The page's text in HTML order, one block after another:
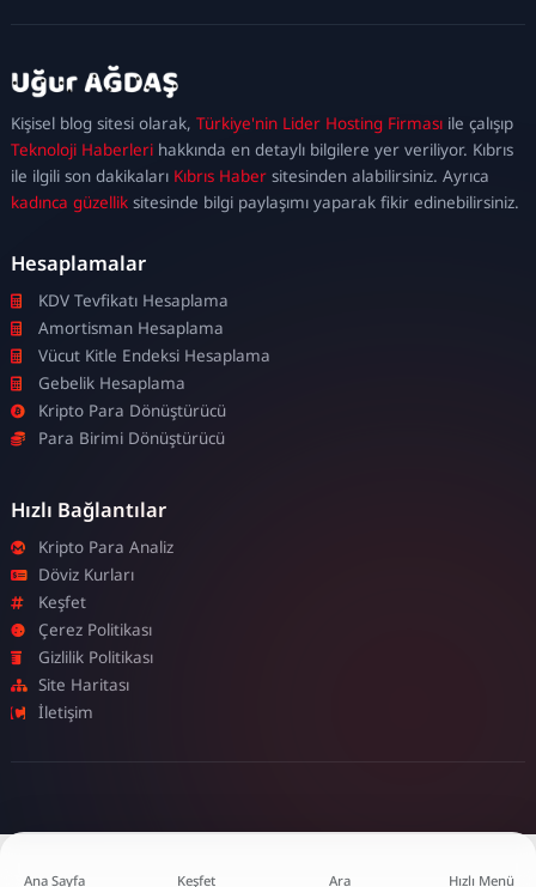
Kişisel blog sitesi olarak,Türkiye'nin Lider Hosting Firması ile çalışıp
Teknoloji Haberleri hakkında en detaylı bilgilere yer veriliyor. Kıbrıs
ile ilgili son dakikaları Kıbrıs Haber sitesinden alabilirsiniz. Ayrıca
kadınca güzellik sitesinde bilgi paylaşımı yaparak fikir edinebilirsiniz.
kadıköy
escortmaltepe
escortataşehir
escortümraniye
escort
Hesaplamalar
KDV Tevfikatı Hesaplama
Amortisman Hesaplama
Vücut Kitle Endeksi Hesaplama
Gebelik Hesaplama
Kripto Para Dönüştürücü
Para Birimi Dönüştürücü
Hızlı Bağlantılar
Kripto Para Analiz
Döviz Kurları
Keşfet
Çerez Politikası
Gizlilik Politikası
Site Haritası
İletişim
Ana Sayfa Keşfet Ara Hızlı Menü